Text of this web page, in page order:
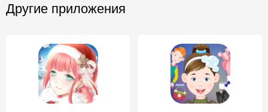
Другие приложения